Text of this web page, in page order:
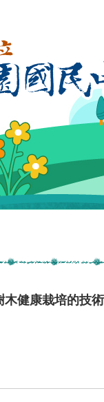
木健康栽培的技